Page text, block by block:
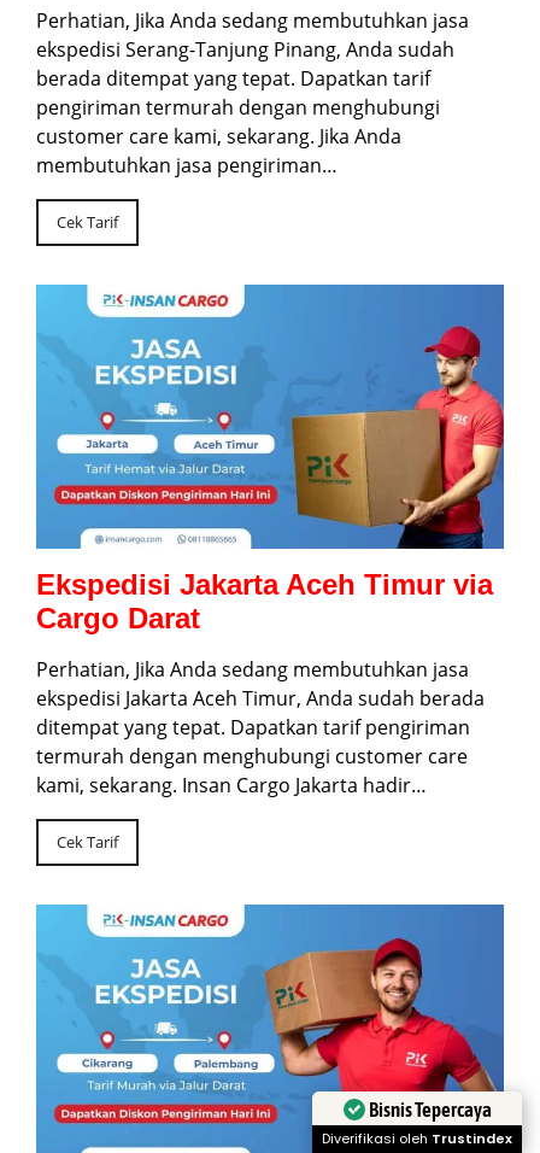
Perhatian, Jika Anda sedang membutuhkan jasa
ekspedisi Serang-Tanjung Pinang, Anda sudah
berada ditempat yang tepat. Dapatkan tarif
pengiriman termurah dengan menghubungi
customer care kami, sekarang. Jika Anda
membutuhkan jasa pengiriman…
Cek Tarif
Ekspedisi Jakarta Aceh Timur via
Cargo Darat
Perhatian, Jika Anda sedang membutuhkan jasa
ekspedisi Jakarta Aceh Timur, Anda sudah berada
ditempat yang tepat. Dapatkan tarif pengiriman
termurah dengan menghubungi customer care
kami, sekarang. Insan Cargo Jakarta hadir…
Cek Tarif
Bisnis Tepercaya
Diverifikasi oleh Trustindex